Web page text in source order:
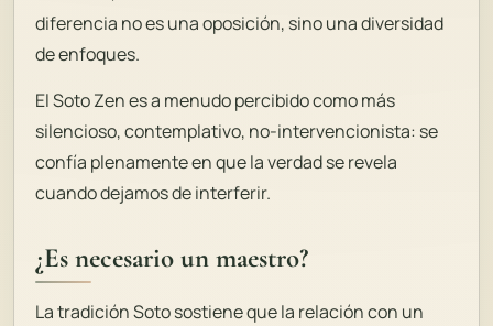
diferencia no es una oposición, sino una diversidad
de enfoques.
El Soto Zen es a menudo percibido como más
silencioso, contemplativo, no-intervencionista: se
confía plenamente en que la verdad se revela
cuando dejamos de interferir.
¿Es necesario un maestro?
La tradición Soto sostiene que la relación con un